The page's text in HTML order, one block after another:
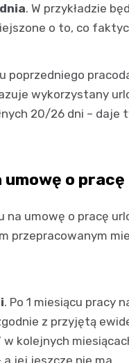
. W przykładzie
o to, co
poprzedniego
wykorzystany
20/26 dni – daje
o pracę
umowę o pracę
przepracowanym
. Po 1 miesiącu pracy
z przyjętą
w kolejnych
a jej jeszcze nie ma.